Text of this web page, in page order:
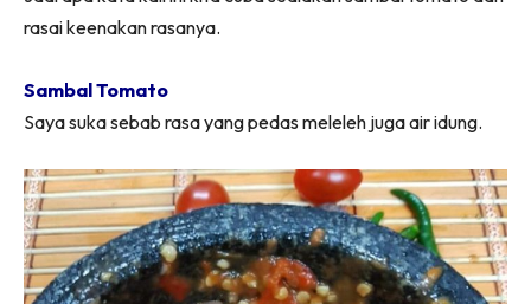
rasai keenakan rasanya.
Sambal Tomato
Saya suka sebab rasa yang pedas meleleh juga air idung.